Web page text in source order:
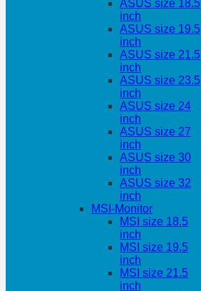
ASUS size 18.5
inch
ASUS size 19.5
inch
ASUS size 21.5
inch
ASUS size 23.5
inch
ASUS size 24
inch
ASUS size 27
inch
ASUS size 30
inch
ASUS size 32
inch
MSI-Monitor
MSI size 18.5
inch
MSI size 19.5
inch
MSI size 21.5
inch